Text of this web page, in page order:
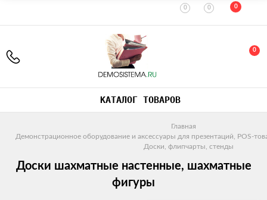
0 0 0
0
КАТАЛОГ ТОВАРОВ
Главная
Демонстрационное оборудование и аксессуары для презентаций, POS-
Доски, флипчарты, стенды
Доски шахматные настенные, шахматные
фигуры